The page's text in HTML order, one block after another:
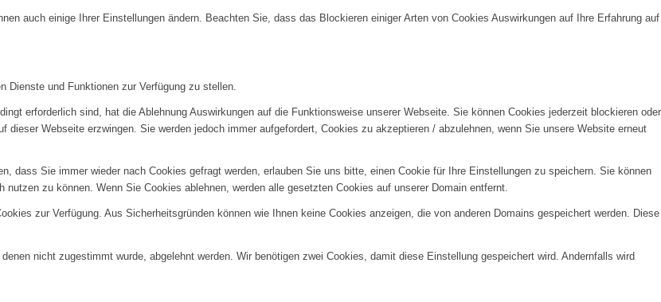
auch einige Ihrer Einstellungen ändern. Beachten Sie, dass das Blockieren einiger Arten von Cookies Auswirkungen auf Ihre Erfahrung auf
Dienste und Funktionen zur Verfügung zu stellen.
erforderlich sind, hat die Ablehnung Auswirkungen auf die Funktionsweise unserer Webseite. Sie können Cookies jederzeit blockieren oder
Webseite erzwingen. Sie werden jedoch immer aufgefordert, Cookies zu akzeptieren / abzulehnen, wenn Sie unsere Website erneut
dass Sie immer wieder nach Cookies gefragt werden, erlauben Sie uns bitte, einen Cookie für Ihre Einstellungen zu speichern. Sie können
zu können. Wenn Sie Cookies ablehnen, werden alle gesetzten Cookies auf unserer Domain entfernt.
zur Verfügung. Aus Sicherheitsgründen können wie Ihnen keine Cookies anzeigen, die von anderen Domains gespeichert werden. Diese
nicht zugestimmt wurde, abgelehnt werden. Wir benötigen zwei Cookies, damit diese Einstellung gespeichert wird. Andernfalls wird